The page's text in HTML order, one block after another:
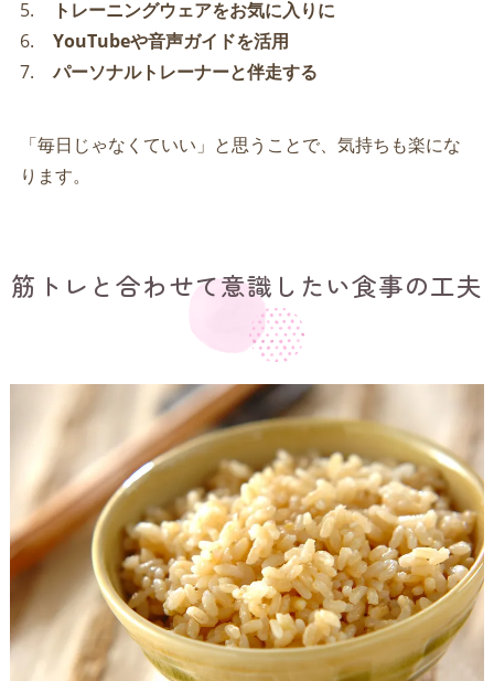
トレーニングウェアをお気に入りに
YouTubeや音声ガイドを活用
パーソナルトレーナーと伴走する
「毎日じゃなくていい」と思うことで、気持ちも楽にな
ります。
筋トレと合わせて意識したい食事の工夫